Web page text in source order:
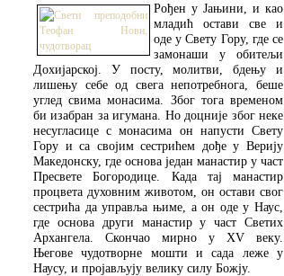
Рођен у Јањини, и као
младић остави све и
оде у Свету Гору, где се
замонаши у обитељи
Дохијарској. У посту, молитви, бдењу и
лишењу себе од свега непотребнога, беше
углед свима монасима. Због тога временом
би изабран за игумана. Но доцније због неке
несугласице с монасима он напусти Свету
Гору и са својим сестрићем дође у Верију
Македонску, где основа један манастир у част
Пресвете Богородице. Када тај манастир
процвета духовним животом, он остави свог
сестрића да управља њиме, а он оде у Наус,
где основа други манастир у част Светих
Архангела. Скончао мирно у XV веку.
Његове чудотворне мошти и сада леже у
Наусу, и пројављују велику силу Божју.